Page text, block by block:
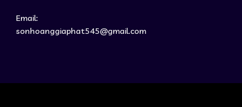
Email:
sonhoanggiaphat545@gmail.com